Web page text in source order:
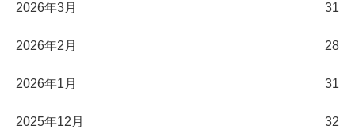
2026年3月 31
2026年2月 28
2026年1月 31
2025年12月 32